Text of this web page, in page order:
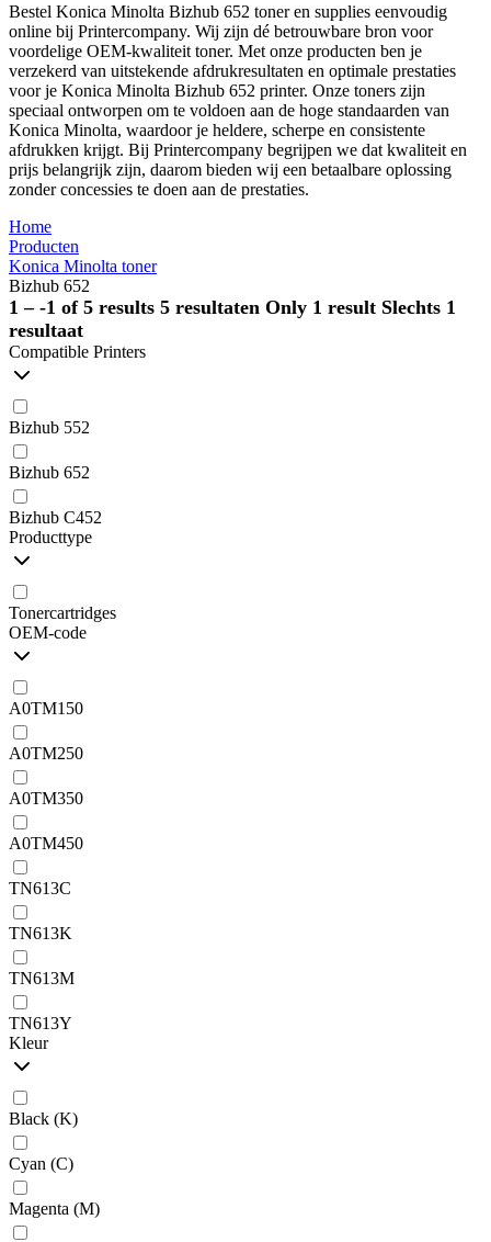
Bestel Konica Minolta Bizhub 652 toner en supplies eenvoudig
online bij Printercompany. Wij zijn dé betrouwbare bron voor
voordelige OEM-kwaliteit toner. Met onze producten ben je
verzekerd van uitstekende afdrukresultaten en optimale prestaties
voor je Konica Minolta Bizhub 652 printer. Onze toners zijn
speciaal ontworpen om te voldoen aan de hoge standaarden van
Konica Minolta, waardoor je heldere, scherpe en consistente
afdrukken krijgt. Bij Printercompany begrijpen we dat kwaliteit en
prijs belangrijk zijn, daarom bieden wij een betaalbare oplossing
zonder concessies te doen aan de prestaties.
Home
Producten
Konica Minolta toner
Bizhub 652
1 – -1 of 5 results 5 resultaten Only 1 result Slechts 1
resultaat
Compatible Printers
Bizhub 552
Bizhub 652
Bizhub C452
Producttype
Tonercartridges
OEM-code
A0TM150
A0TM250
A0TM350
A0TM450
TN613C
TN613K
TN613M
TN613Y
Kleur
Black (K)
Cyan (C)
Magenta (M)